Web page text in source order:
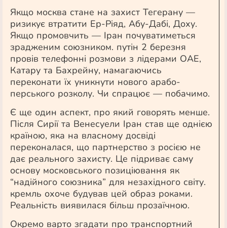
Якщо москва стане на захист Тегерану —
ризикує втратити Ер-Ріяд, Абу-Дабі, Доху.
Якщо промовчить — Іран почуватиметься
зрадженим союзником. путін 2 березня
провів телефонні розмови з лідерами ОАЕ,
Катару та Бахрейну, намагаючись
переконати їх уникнути нового арабо-
перського розколу. Чи спрацює — побачимо.
Є ще один аспект, про який говорять менше.
Після Сирії та Венесуели Іран став ще однією
країною, яка на власному досвіді
переконалася, що партнерство з росією не
дає реального захисту. Це підриває саму
основу московського позиціювання як
“надійного союзника” для незахідного світу.
кремль охоче будував цей образ роками.
Реальність виявилася більш прозаїчною.
Окремо варто згадати про транспортний